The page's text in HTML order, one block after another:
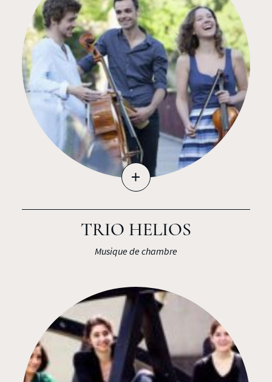
+
TRIO HELIOS
Musique de chambre